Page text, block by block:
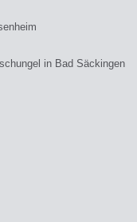
in Bad Säckingen